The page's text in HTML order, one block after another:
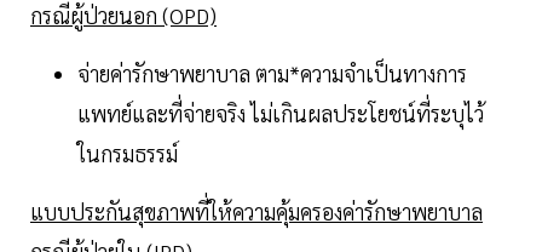
กรณีผู้ป่วยนอก (OPD)
จ่ายค่ารักษาพยาบาล ตาม*ความจำเป็นทางการ
แพทย์และที่จ่ายจริง ไม่เกินผลประโยชน์ที่ระบุไว้
ในกรมธรรม์
แบบประกันสุขภาพที่ให้ความคุ้มครองค่ารักษาพยาบาล